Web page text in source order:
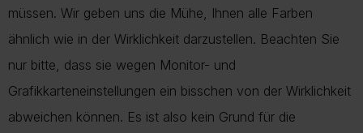
müssen. Wir geben uns die Mühe, Ihnen alle Farben
ähnlich wie in der Wirklichkeit darzustellen. Beachten Sie
nur bitte, dass sie wegen Monitor- und
Grafikkarteneinstellungen ein bisschen von der Wirklichkeit
abweichen können. Es ist also kein Grund für die